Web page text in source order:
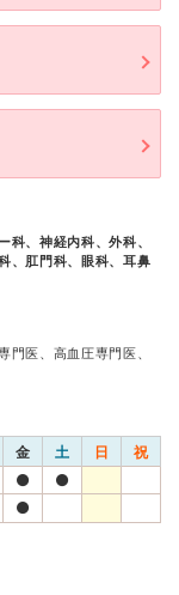
科、神経内科、外科、
、肛門科、眼科、耳鼻
門医、高血圧専門医、
金 土 日 祝